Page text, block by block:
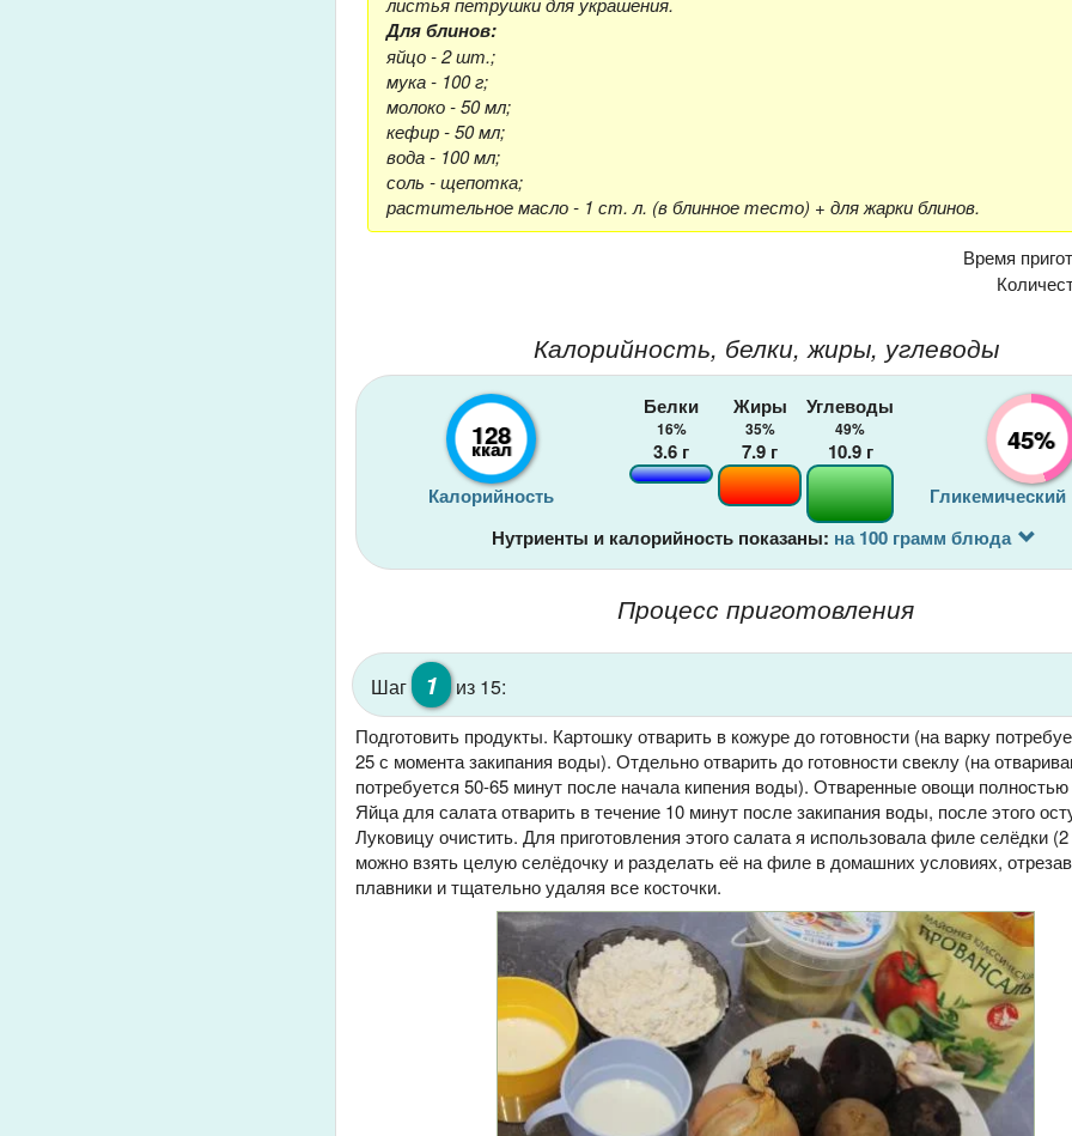
Для блинов:
яйцо - 2 шт.;
мука - 100 г;
молоко - 50 мл;
кефир - 50 мл;
вода - 100 мл;
соль - щепотка;
растительное масло - 1 ст. л. (в блинное тесто) + для жарки блинов.
Время
Калорийность, белки, жиры, углеводы
128
ккал
Калорийность
Белки
16%
3.6 г
Жиры
35%
7.9 г
Углеводы
49%
10.9г 45%
Гликемический
Нутриенты и калорийность показаны: на 100 грамм блюда
Процесс приготовления
Шаг 1 из 15:
Подготовить продукты. Картошку отварить в кожуре до готовности (на варку
25 с момента закипания воды). Отдельно отварить до готовности свеклу (на
потребуется 50-65 минут после начала кипения воды). Отваренные овощи полностью
Яйца для салата отварить в течение 10 минут после закипания воды, после этого
Луковицу очистить. Для приготовления этого салата я использовала филе селёдки
можно взять целую селёдочку и разделать её на филе в домашних условиях,
плавники и тщательно удаляя все косточки.